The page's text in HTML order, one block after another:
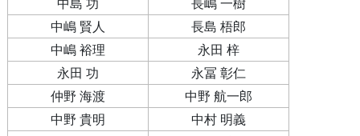
中嶋 賢人
長島 梧郎
中嶋 裕理
永田 梓
永田 功
永冨 彰仁
仲野 海渡
中野 航一郎
中野 貴明
中村 明義